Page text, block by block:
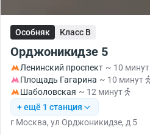
Особняк Класс B
Орджоникидзе 5
Ленинский проспект ~ 10 минут
Площадь Гагарина ~ 10 минут
Шаболовская ~ 12 минут
+ ещё 1 станция
г Москва, ул Орджоникидзе, д 5